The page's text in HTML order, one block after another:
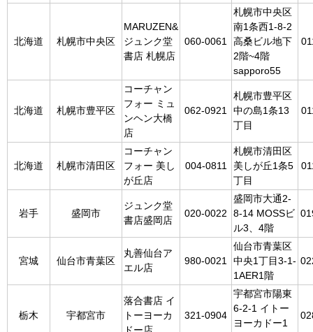
北海道 札幌市中央区
MARUZEN&
ジュンク堂
書店 札幌店
060-0061
札幌市中央区
南1条西1-8-2
高桑ビル地下
2階~4階
sapporo55
北海道 札幌市豊平区
コーチャン
フォー ミュ
ンヘン大橋
店
062-0921
札幌市豊平区
中の島1条13
丁目
北海道 札幌市清田区
コーチャン
フォー 美し
が丘店
004-0811
札幌市清田区
美しが丘1条5
丁目
岩手 盛岡市
ジュンク堂
書店盛岡店
020-0022
盛岡市大通2-
8-14 MOSSビ
ル3、4階
宮城 仙台市青葉区
丸善仙台ア
エル店
980-0021
仙台市青葉区
中央1丁目3-1-
1AER1階
栃木 宇都宮市
落合書店 イ
トーヨーカ
321-0904
宇都宮市陽東
6-2-1 イトー
ヨーカドー1